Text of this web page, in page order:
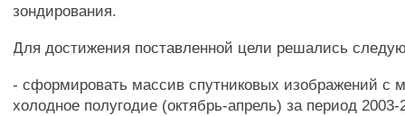
зондирования.
Для достижения поставленной цели решались
- сформировать массив спутниковых изображений с
холодное полугодие (октябрь-апрель) за период 2003-